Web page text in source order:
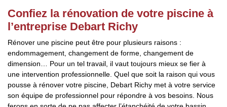
Confiez la rénovation de votre piscine à
l’entreprise Debart Richy
Rénover une piscine peut être pour plusieurs raisons :
endommagement, changement de forme, changement de
dimension… Pour un tel travail, il vaut toujours mieux se fier à
une intervention professionnelle. Quel que soit la raison qui vous
pousse à rénover votre piscine, Debart Richy met à votre service
son équipe de professionnel pour répondre à vos besoins. Nous